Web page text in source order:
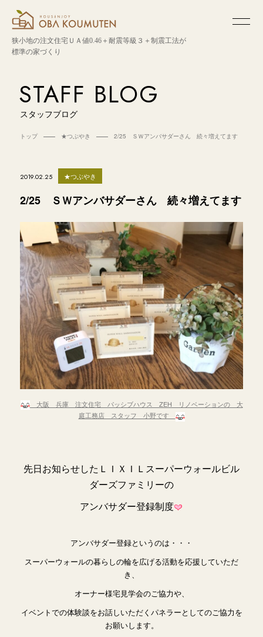
狭小地の注文住宅ＵＡ値0.46＋耐震等級３＋制震工法が
標準の家づくり
STAFF BLOG
スタッフブログ
トップ ★つぶやき 2/25 ＳＷアンバサダーさん 続々増えてます
2019.02.25 ★つぶやき
2/25 ＳＷアンバサダーさん 続々増えてます
大阪 兵庫 注文住宅 パッシブハウス ZEH リノベーションの 大
庭工務店 スタッフ 小野です
先日お知らせしたＬＩＸＩＬスーパーウォールビル
ダーズファミリーの
アンバサダー登録制度
アンバサダー登録というのは・・・
スーパーウォールの暮らしの輪を広げる活動を応援していただ
き、
オーナー様宅見学会のご協力や、
イベントでの体験談をお話しいただくパネラーとしてのご協力を
お願いします。